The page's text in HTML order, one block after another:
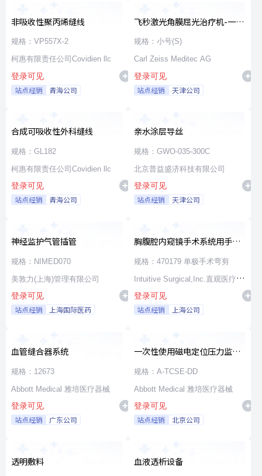
非吸收性聚丙烯缝线
规格：VP557X-2
柯惠有限责任公司Covidien llc
登录可见
站点经销 青海公司
飞秒激光角膜屈光治疗机-一次
性使用无菌治疗包
规格：小号(S)
Carl Zeiss Meditec AG
登录可见
站点经销 天津公司
合成可吸收性外科缝线
规格：GL182
柯惠有限责任公司Covidien llc
登录可见
站点经销 青海公司
亲水涂层导丝
规格：GWO-035-300C
北京普益盛济科技有限公司
登录可见
站点经销 天津公司
神经监护气管插管
规格：NIMED070
美敦力(上海)管理有限公司
登录可见
站点经销 上海国际医药
胸腹腔内窥镜手术系统用手术
器械
规格：470179 单极手术弯剪
Intuitive Surgical,Inc.直观医疗公
司
登录可见
站点经销 上海公司
血管缝合器系统
规格：12673
Abbott Medical 雅培医疗器械
登录可见
站点经销 广东公司
一次性使用磁电定位压力监测
消融导管
规格：A-TCSE-DD
Abbott Medical 雅培医疗器械
登录可见
站点经销 北京公司
透明敷料 血液透析设备